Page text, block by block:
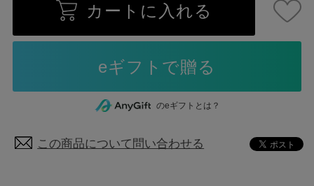
カートに入れる
のeギフトとは？
この商品について問い合わせる